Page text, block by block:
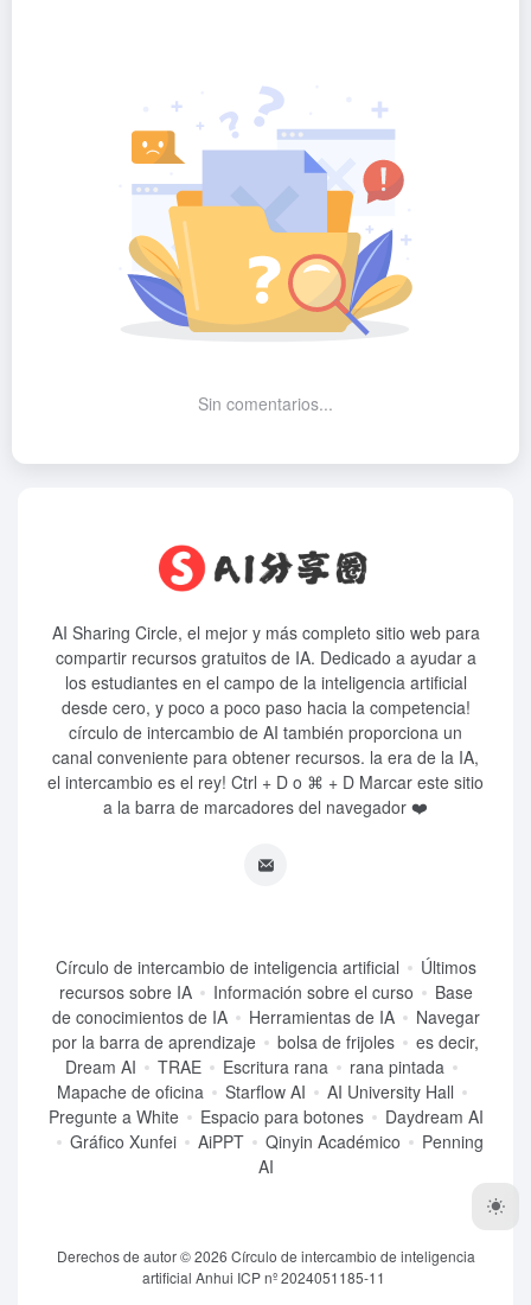
Sin comentarios...
AI Sharing Circle, el mejor y más completo sitio web para
compartir recursos gratuitos de IA. Dedicado a ayudar a
los estudiantes en el campo de la inteligencia artificial
desde cero, y poco a poco paso hacia la competencia!
círculo de intercambio de AI también proporciona un
canal conveniente para obtener recursos. la era de la IA,
el intercambio es el rey! Ctrl + D o ⌘ + D Marcar este sitio
a la barra de marcadores del navegador ❤️
Círculo de intercambio de inteligencia artificial
Últimos
recursos sobre IA
Información sobre el curso
Base
de conocimientos de IA
Herramientas de IA
Navegar
por la barra de aprendizaje
bolsa de frijoles
es decir,
Dream AI
TRAE Escritura rana
rana pintada
Mapache de oficina
Starflow AI
AI University Hall
Pregunte a White
Espacio para botones
Daydream AI
Gráfico Xunfei
AiPPT Qinyin Académico
Penning
AI
Derechos de autor © 2026 Círculo de intercambio de inteligencia
artificial Anhui ICP nº 2024051185-11